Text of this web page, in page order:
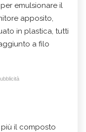
emulsionare il
apposito,
in plastica, tutti
a filo
il composto